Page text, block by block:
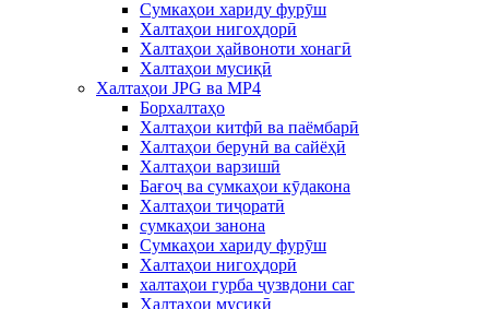
Сумкаҳои хариду фурӯш
Халтаҳои нигоҳдорӣ
Халтаҳои ҳайвоноти хонагӣ
Халтаҳои мусиқӣ
Халтаҳои JPG ва MP4
Борхалтаҳо
Халтаҳои китфӣ ва паёмбарӣ
Халтаҳои берунӣ ва сайёҳӣ
Халтаҳои варзишӣ
Бағоҷ ва сумкаҳои кӯдакона
Халтаҳои тиҷоратӣ
сумкаҳои занона
Сумкаҳои хариду фурӯш
Халтаҳои нигоҳдорӣ
халтаҳои гурба ҷузвдони саг
Халтаҳои мусиқӣ